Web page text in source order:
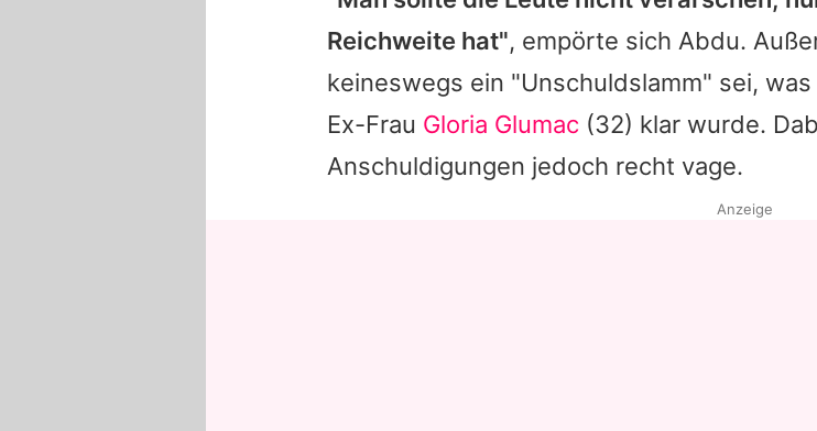
Reichweite hat", empörte sich Abdu.
keineswegs ein "Unschuldslamm" sei,
Ex-Frau Gloria Glumac (32) klar wurde.
Anschuldigungen jedoch recht vage.
Anzeige